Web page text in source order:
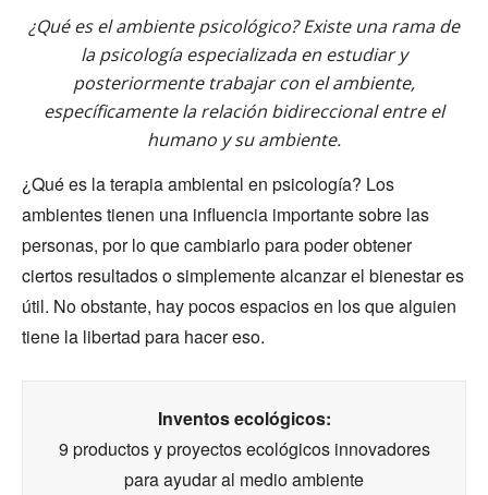
¿Qué es el ambiente psicológico? Existe una rama de
la psicología especializada en estudiar y
posteriormente trabajar con el ambiente,
específicamente la relación bidireccional entre el
humano y su ambiente.
¿Qué es la terapia ambiental en psicología? Los
ambientes tienen una influencia importante sobre las
personas, por lo que cambiarlo para poder obtener
ciertos resultados o simplemente alcanzar el bienestar es
útil. No obstante, hay pocos espacios en los que alguien
tiene la libertad para hacer eso.
Inventos ecológicos:
9 productos y proyectos ecológicos innovadores
para ayudar al medio ambiente